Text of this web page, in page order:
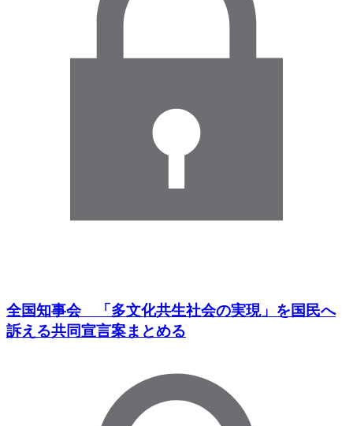
全国知事会 「多文化共生社会の実現」を国民へ
訴える共同宣言案まとめる